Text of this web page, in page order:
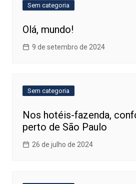
Sem categoria
Olá, mundo!
9 de setembro de 2024
Sem categoria
Nos hotéis-fazenda,
perto de São Paulo
26 de julho de 2024